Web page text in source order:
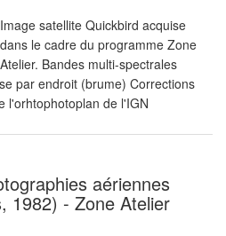
Image satellite Quickbird acquise
dans le cadre du programme Zone
Atelier. Bandes multi-spectrales
par endroit (brume) Corrections
l'orhtophotoplan de l'IGN
aériennes
1982) - Zone Atelier